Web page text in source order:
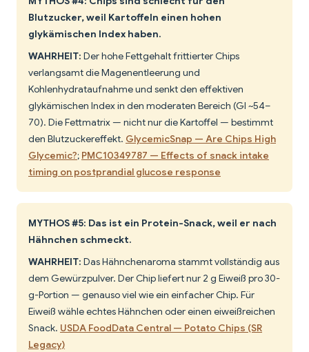
Blutzucker, weil Kartoffeln einen hohen
glykämischen Index haben.
WAHRHEIT: Der hohe Fettgehalt frittierter Chips
verlangsamt die Magenentleerung und
Kohlenhydrataufnahme und senkt den effektiven
glykämischen Index in den moderaten Bereich (GI ~54–
70). Die Fettmatrix — nicht nur die Kartoffel — bestimmt
den Blutzuckereffekt. GlycemicSnap — Are Chips High
Glycemic?; PMC10349787 — Effects of snack intake
timing on postprandial glucose response
MYTHOS #5: Das ist ein Protein-Snack, weil er nach
Hähnchen schmeckt.
WAHRHEIT: Das Hähnchenaroma stammt vollständig aus
dem Gewürzpulver. Der Chip liefert nur 2 g Eiweiß pro 30-
g-Portion — genauso viel wie ein einfacher Chip. Für
Eiweiß wähle echtes Hähnchen oder einen eiweißreichen
Snack. USDA FoodData Central — Potato Chips (SR
Legacy)